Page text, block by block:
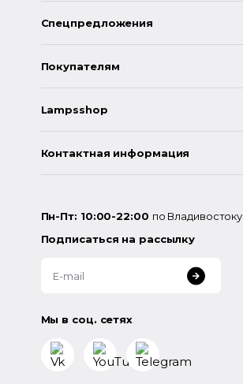
Спецпредложения
Покупателям
Lampsshop
Контактная информация
Пн-Пт: 10:00-22:00 по Владивостоку
Подписаться на рассылку
Мы в соц. сетях